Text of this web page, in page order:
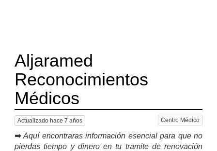
Aljaramed
Reconocimientos
Médicos
Actualizado hace 7 años Centro Médico
➡ Aquí encontraras información esencial para que no
pierdas tiempo y dinero en tu tramite de renovación